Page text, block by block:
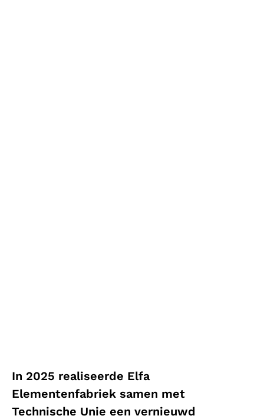
In 2025 realiseerde Elfa
Elementenfabriek samen met
Technische Unie een vernieuwd